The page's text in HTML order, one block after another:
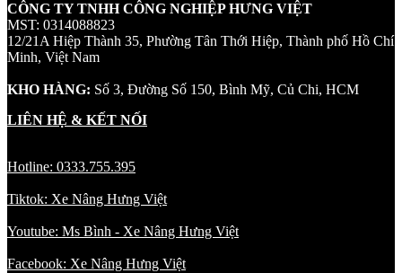
CÔNG TY TNHH CÔNG NGHIỆP HƯNG VIỆT
MST: 0314088823
12/21A Hiệp Thành 35, Phường Tân Thới Hiệp, Thành phố Hồ Chí
Minh, Việt Nam
KHO HÀNG: Số 3, Đường Số 150, Bình Mỹ, Củ Chi, HCM
LIÊN HỆ & KẾT NỐI
Hotline: 0333.755.395
Tiktok: Xe Nâng Hưng Việt
Youtube: Ms Bình - Xe Nâng Hưng Việt
Facebook: Xe Nâng Hưng Việt